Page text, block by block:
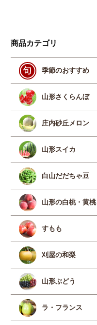
商品カテゴリ
季節のおすすめ
山形さくらんぼ
庄内砂丘メロン
山形スイカ
白山だだちゃ豆
山形の白桃・黄桃
すもも
刈屋の和梨
山形ぶどう
ラ・フランス